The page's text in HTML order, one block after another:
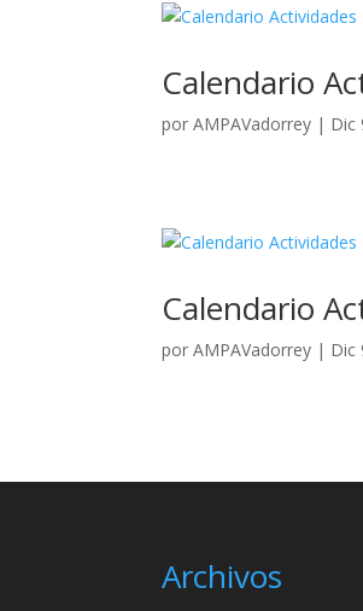
Calendario
porAMPAVadorrey | Dic
Calendario
porAMPAVadorrey | Dic
Archivos